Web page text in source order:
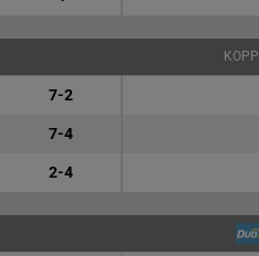
7-2
7-4
2-4